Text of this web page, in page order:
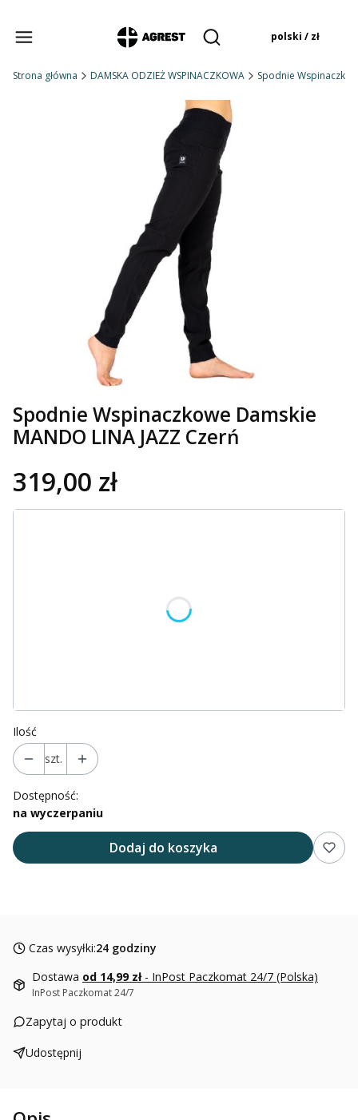
Otwórz wyszukiwarkę
Produkty w
polski / zł
Strona główna DAMSKA ODZIEŻ WSPINACZKOWA Spodnie
Spodnie Wspinaczkowe Damskie
MANDO LINA JAZZ Czerń
319,00 zł
Ilość
szt.
Dostępność:
na wyczerpaniu
Dodaj do koszyka
Czas wysyłki:24 godziny
Dostawa od 14,99 zł - InPost Paczkomat 24/7 (Polska)
InPost Paczkomat 24/7
Zapytaj o produkt
Udostępnij